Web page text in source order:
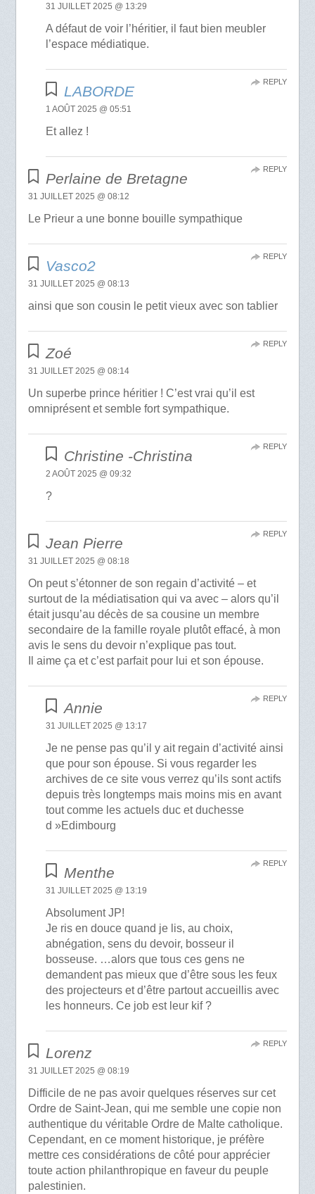
31 JUILLET 2025 @ 13:29
A défaut de voir l’héritier, il faut bien meubler
l’espace médiatique.
LABORDE
1 AOÛT 2025 @ 05:51
Et allez !
REPLY
Perlaine de Bretagne
31 JUILLET 2025 @ 08:12
Le Prieur a une bonne bouille sympathique
REPLY
Vasco2
31 JUILLET 2025 @ 08:13
ainsi que son cousin le petit vieux avec son tablier
REPLY
Zoé
31 JUILLET 2025 @ 08:14
Un superbe prince héritier ! C’est vrai qu’il est
omniprésent et semble fort sympathique.
REPLY
Christine -Christina
2 AOÛT 2025 @ 09:32
?
REPLY
Jean Pierre
31 JUILLET 2025 @ 08:18
On peut s’étonner de son regain d’activité – et
surtout de la médiatisation qui va avec – alors qu’il
était jusqu’au décès de sa cousine un membre
secondaire de la famille royale plutôt effacé, à mon
avis le sens du devoir n’explique pas tout.
Il aime ça et c’est parfait pour lui et son épouse.
REPLY
Annie
31 JUILLET 2025 @ 13:17
Je ne pense pas qu’il y ait regain d’activité ainsi
que pour son épouse. Si vous regarder les
archives de ce site vous verrez qu’ils sont actifs
depuis très longtemps mais moins mis en avant
tout comme les actuels duc et duchesse
d »Edimbourg
REPLY
Menthe
31 JUILLET 2025 @ 13:19
Absolument JP!
Je ris en douce quand je lis, au choix,
abnégation, sens du devoir, bosseur il
bosseuse. …alors que tous ces gens ne
demandent pas mieux que d’être sous les feux
des projecteurs et d’être partout accueillis avec
les honneurs. Ce job est leur kif ?
REPLY
Lorenz
31 JUILLET 2025 @ 08:19
Difficile de ne pas avoir quelques réserves sur cet
Ordre de Saint-Jean, qui me semble une copie non
authentique du véritable Ordre de Malte catholique.
Cependant, en ce moment historique, je préfère
mettre ces considérations de côté pour apprécier
toute action philanthropique en faveur du peuple
palestinien.
REPLY